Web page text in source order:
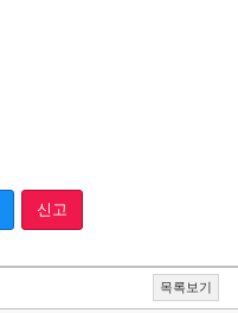
신고
목록보기